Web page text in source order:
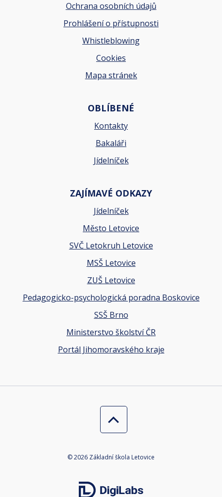
Ochrana osobních údajů
Prohlášení o přístupnosti
Whistleblowing
Cookies
Mapa stránek
OBLÍBENÉ
Kontakty
Bakaláři
Jídelníček
ZAJÍMAVÉ ODKAZY
Jídelníček
Město Letovice
SVČ Letokruh Letovice
MSŠ Letovice
ZUŠ Letovice
Pedagogicko-psychologická poradna Boskovice
SSŠ Brno
Ministerstvo školství ČR
Portál Jihomoravského kraje
© 2026 Základní škola Letovice